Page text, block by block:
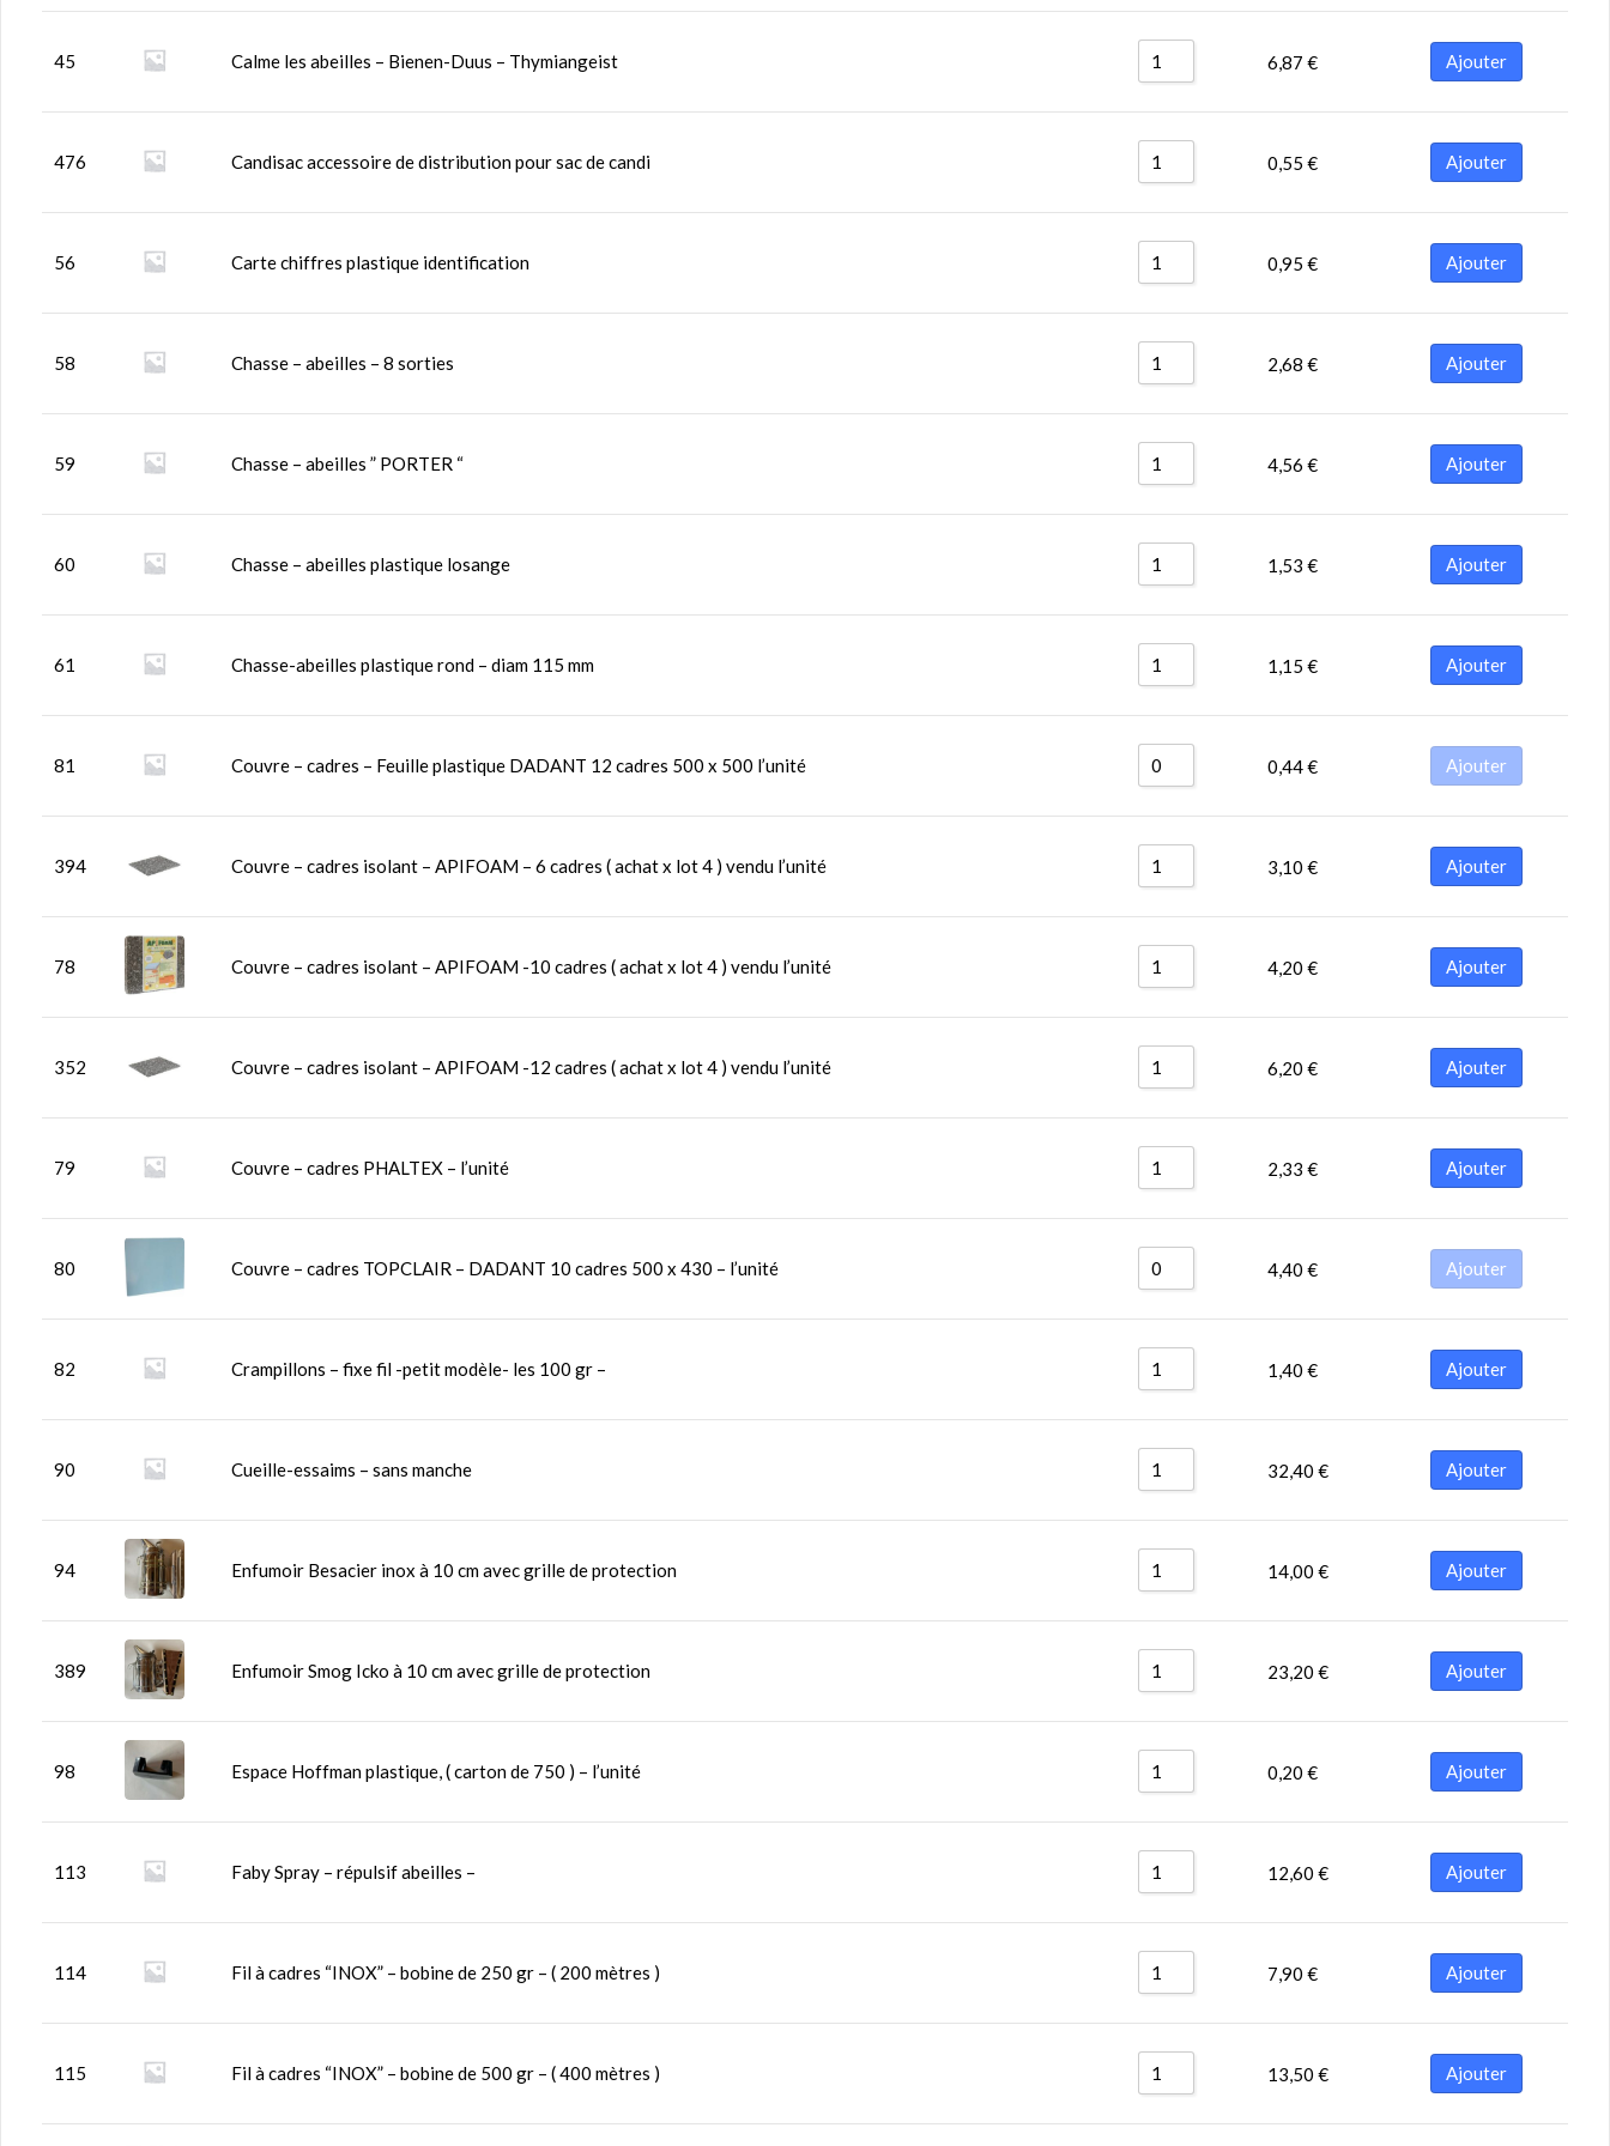
45 Calme les abeilles – Bienen-Duus – Thymiangeist 6,87 € Ajouter
476 Candisac accessoire de distribution pour sac de candi 0,55 € Ajouter
56 Carte chiffres plastique identification 0,95 € Ajouter
58 Chasse – abeilles – 8 sorties 2,68 € Ajouter
59 Chasse – abeilles ” PORTER “ 4,56 € Ajouter
60 Chasse – abeilles plastique losange 1,53 € Ajouter
61 Chasse-abeilles plastique rond – diam 115 mm 1,15 € Ajouter
81 Couvre – cadres – Feuille plastique DADANT 12 cadres 500 x 500 l’unité 0,44€ Ajouter
394 Couvre – cadres isolant – APIFOAM – 6 cadres ( achat x lot 4 ) vendu l’unité 3,10 € Ajouter
78 Couvre – cadres isolant – APIFOAM -10 cadres ( achat x lot 4 ) vendu l’unité 4,20 € Ajouter
352 Couvre – cadres isolant – APIFOAM -12 cadres ( achat x lot 4 ) vendu l’unité 6,20 € Ajouter
79 Couvre – cadres PHALTEX – l’unité 2,33 € Ajouter
80 Couvre – cadres TOPCLAIR – DADANT 10 cadres 500 x 430 – l’unité 4,40 € Ajouter
82 Crampillons – fixe fil -petit modèle- les 100 gr – 1,40 € Ajouter
90 Cueille-essaims – sans manche 32,40 € Ajouter
94 Enfumoir Besacier inox à 10 cm avec grille de protection 14,00 € Ajouter
389 Enfumoir Smog Icko à 10 cm avec grille de protection 23,20 € Ajouter
98 Espace Hoffman plastique, ( carton de 750 ) – l’unité 0,20 € Ajouter
113 Faby Spray – répulsif abeilles – 12,60 € Ajouter
114 Fil à cadres “INOX” – bobine de 250 gr – ( 200 mètres ) 7,90 € Ajouter
115 Fil à cadres “INOX” – bobine de 500 gr – ( 400 mètres ) 13,50 € Ajouter